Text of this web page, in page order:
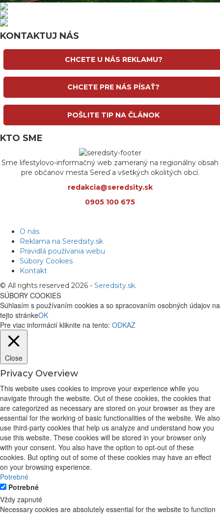
KONTAKTUJ NÁS
CHCETE U NÁS REKLAMU?
CHCETE PRE NÁS PÍSAŤ?
POŠLITE TIP NA ČLÁNOK
KTO SME
Sme lifestylovo-informačný web zameraný na regionálny obsah
pre občanov mesta Sereď a všetkých okolitých obcí.
redakcia@seredsity.sk
0905 100 675
O nás
Reklama na Seredsity.sk
Pravidlá používania webu
Súbory Cookies
Kontakt
© All rights reserved 2026 - Seredsity.sk.
SÚBORY COOKIES
Súhlasím s používaním cookies a so spracovaním osobných údajov na
tejto stránkeOK
Pre viac informácií kliknite na tento: ODKAZ
Close
Privacy Overview
This website uses cookies to improve your experience while you
navigate through the website. Out of these cookies, the cookies that
are categorized as necessary are stored on your browser as they are
essential for the working of basic functionalities of the website. We also
use third-party cookies that help us analyze and understand how you
use this website. These cookies will be stored in your browser only
with your consent. You also have the option to opt-out of these
cookies. But opting out of some of these cookies may have an effect
on your browsing experience.
Potrebné
Potrebné
Vždy zapnuté
Necessary cookies are absolutely essential for the website to function